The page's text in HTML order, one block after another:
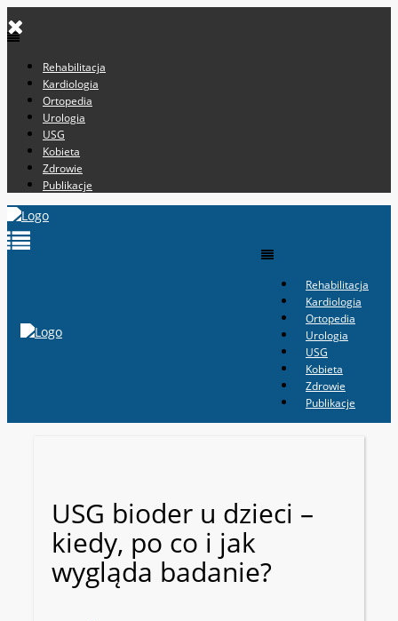
Rehabilitacja
Kardiologia
Ortopedia
Urologia
USG
Kobieta
Zdrowie
Publikacje
Rehabilitacja
Kardiologia
Ortopedia
Urologia
USG
Kobieta
Zdrowie
Publikacje
USG bioder u dzieci –
kiedy, po co i jak
wygląda badanie?